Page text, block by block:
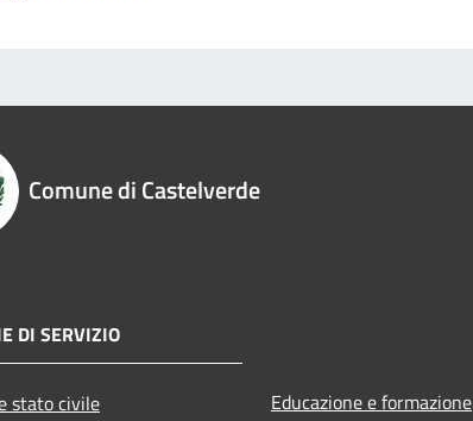
Comune di Castelverde
DI SERVIZIO
stato civile Educazione e formazione